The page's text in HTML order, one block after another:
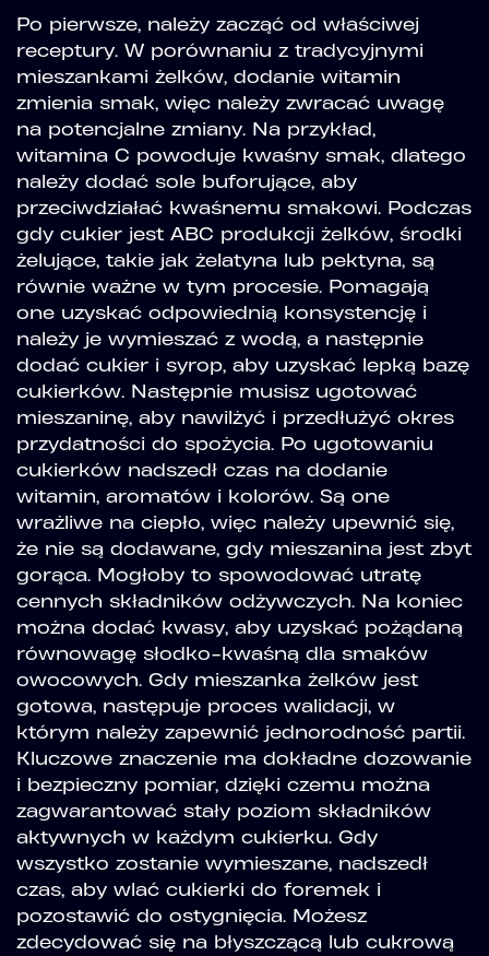
Po pierwsze, należy zacząć od właściwej
receptury. W porównaniu z tradycyjnymi
mieszankami żelków, dodanie witamin
zmienia smak, więc należy zwracać uwagę
na potencjalne zmiany. Na przykład,
witamina C powoduje kwaśny smak, dlatego
należy dodać sole buforujące, aby
przeciwdziałać kwaśnemu smakowi. Podczas
gdy cukier jest ABC produkcji żelków, środki
żelujące, takie jak żelatyna lub pektyna, są
równie ważne w tym procesie. Pomagają
one uzyskać odpowiednią konsystencję i
należy je wymieszać z wodą, a następnie
dodać cukier i syrop, aby uzyskać lepką bazę
cukierków. Następnie musisz ugotować
mieszaninę, aby nawilżyć i przedłużyć okres
przydatności do spożycia. Po ugotowaniu
cukierków nadszedł czas na dodanie
witamin, aromatów i kolorów. Są one
wrażliwe na ciepło, więc należy upewnić się,
że nie są dodawane, gdy mieszanina jest zbyt
gorąca. Mogłoby to spowodować utratę
cennych składników odżywczych. Na koniec
można dodać kwasy, aby uzyskać pożądaną
równowagę słodko-kwaśną dla smaków
owocowych. Gdy mieszanka żelków jest
gotowa, następuje proces walidacji, w
którym należy zapewnić jednorodność partii.
Kluczowe znaczenie ma dokładne dozowanie
i bezpieczny pomiar, dzięki czemu można
zagwarantować stały poziom składników
aktywnych w każdym cukierku. Gdy
wszystko zostanie wymieszane, nadszedł
czas, aby wlać cukierki do foremek i
pozostawić do ostygnięcia. Możesz
zdecydować się na błyszczącą lub cukrową